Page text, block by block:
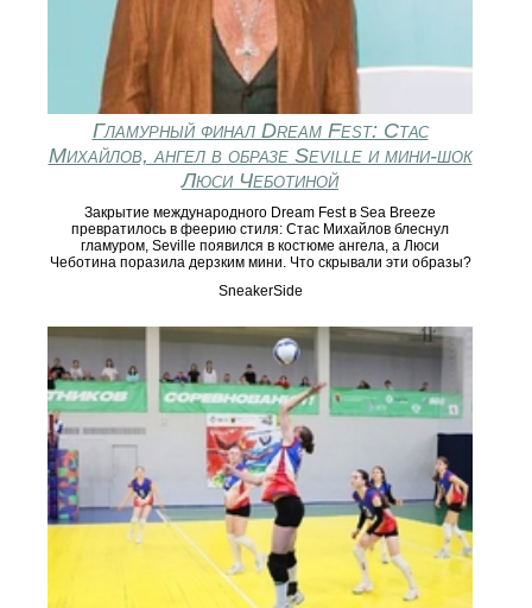
Гламурный финал Dream Fest: Стас
Михайлов, ангел в образе Seville и мини‑шок
Люси Чеботиной
Закрытие международного Dream Fest в Sea Breeze
превратилось в феерию стиля: Стас Михайлов блеснул
гламуром, Seville появился в костюме ангела, а Люси
Чеботина поразила дерзким мини. Что скрывали эти образы?
SneakerSide